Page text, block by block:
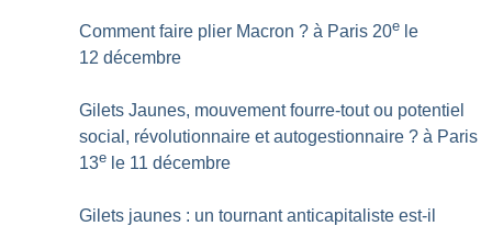
Comment faire plier Macron ? à Paris 20e le
12 décembre
Gilets Jaunes, mouvement fourre-tout ou potentiel
social, révolutionnaire et autogestionnaire ? à Paris
13e le 11 décembre
Gilets jaunes : un tournant anticapitaliste est-il